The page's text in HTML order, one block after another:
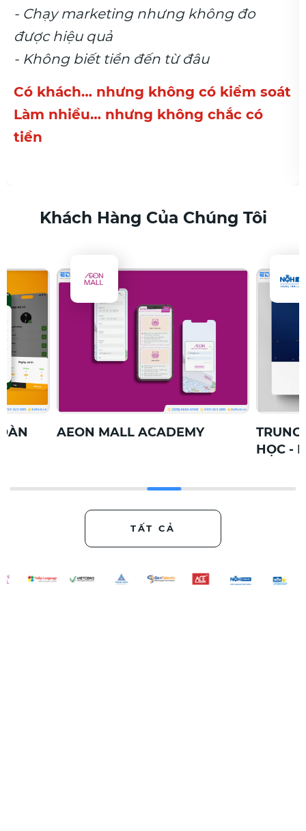
- Chạy marketing nhưng không đo
được hiệu quả
- Không biết tiền đến từ đâu
Có khách… nhưng không có kiểm soát
Làm nhiều… nhưng không chắc có
tiền
Khách Hàng Của Chúng Tôi
AEON MALL ACADEMY
HỌC -
TẤT CẢ